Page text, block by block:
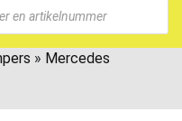
» Mercedes